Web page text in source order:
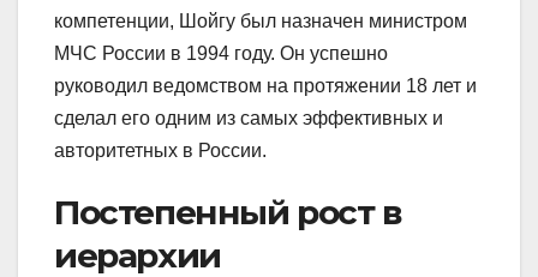
компетенции, Шойгу был назначен министром
МЧС России в 1994 году. Он успешно
руководил ведомством на протяжении 18 лет и
сделал его одним из самых эффективных и
авторитетных в России.
Постепенный рост в
иерархии